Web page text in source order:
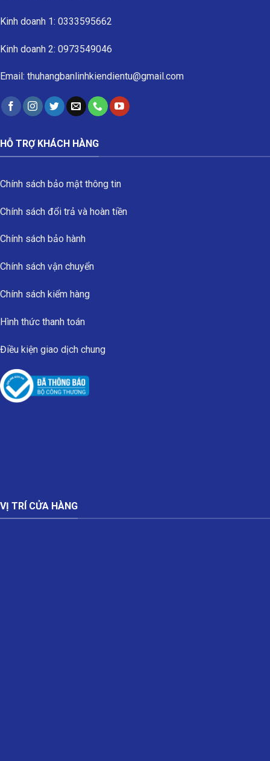
Kinh doanh 1: 0333595662
Kinh doanh 2: 0973549046
Email: thuhangbanlinhkiendientu@gmail.com
HỖ TRỢ KHÁCH HÀNG
Chính sách bảo mật thông tin
Chính sách đổi trả và hoàn tiền
Chính sách bảo hành
Chính sách vận chuyển
Chính sách kiểm hàng
Hình thức thanh toán
Điều kiện giao dịch chung
VỊ TRÍ CỬA HÀNG